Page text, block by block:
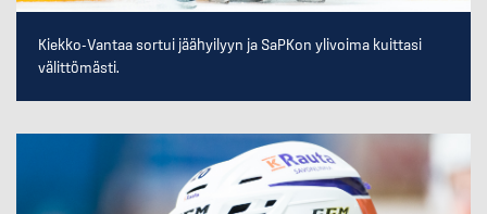
Kiekko-Vantaa sortui jäähyilyyn ja SaPKon ylivoima kuittasi
välittömästi.